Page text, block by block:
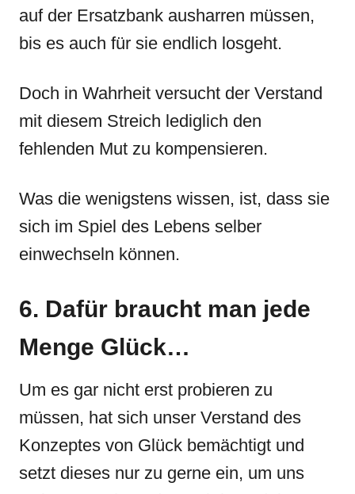
auf der Ersatzbank ausharren müssen,
bis es auch für sie endlich losgeht.
Doch in Wahrheit versucht der Verstand
mit diesem Streich lediglich den
fehlenden Mut zu kompensieren.
Was die wenigstens wissen, ist, dass sie
sich im Spiel des Lebens selber
einwechseln können.
6. Dafür braucht man jede
Menge Glück…
Um es gar nicht erst probieren zu
müssen, hat sich unser Verstand des
Konzeptes von Glück bemächtigt und
setzt dieses nur zu gerne ein, um uns